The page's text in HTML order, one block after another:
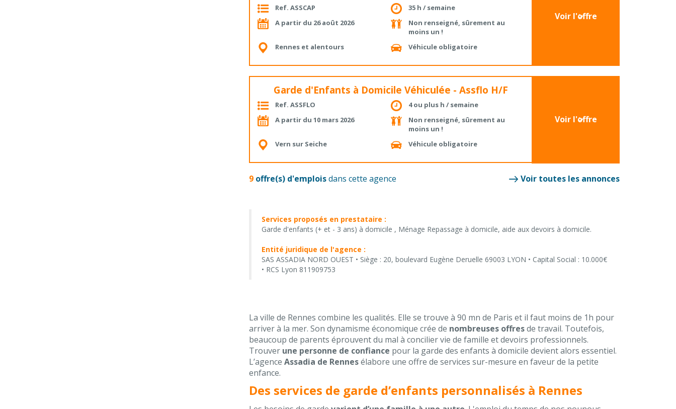
Ref. ASSCAP
35 h / semaine
A partir du 26 août 2026
Non renseigné, sûrement au
moins un !
Rennes et alentours
Véhicule obligatoire
Voir l'offre
Garde d'Enfants à Domicile Véhiculée - Assflo H/F
Ref. ASSFLO
4 ou plus h / semaine
A partir du 10 mars 2026
Non renseigné, sûrement au
moins un !
Vern sur Seiche
Véhicule obligatoire
Voir l'offre
9 offre(s) d'emploisdans cette agence Voir toutes les annonces
Services proposés en prestataire :
Garde d'enfants (+ et - 3 ans) à domicile , Ménage Repassage à domicile, aide aux devoirs à domicile.
Entité juridique de l'agence :
SAS ASSADIA NORD OUEST • Siège : 20, boulevard Eugène Deruelle 69003 LYON • Capital Social : 10.000€
• RCS Lyon 811909753
La ville de Rennes combine les qualités. Elle se trouve à 90 mn de Paris et il faut moins de 1h pour
arriver à la mer. Son dynamisme économique crée de nombreuses offresde travail. Toutefois,
beaucoup de parents éprouvent du mal à concilier vie de famille et devoirs professionnels.
Trouver une personne de confiance pour la garde des enfants à domicile devient alors essentiel.
L’agenceAssadia de Rennesélabore une offre de services sur-mesure en faveur de la petite
enfance.
Des services de garde d’enfants personnalisés à Rennes